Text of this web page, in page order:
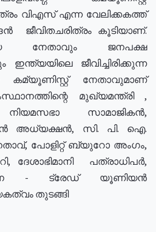
വിഎസ് എന്ന വേലിക്കകത്ത്
ജീവിതചരിത്രം കൂടിയാണ്.
നേതാവും ജനപക്ഷ
ജീവിച്ചിരിക്കുന്ന
കമ്യൂണിസ്റ്റ് നേതാവുമാണ്
മുഖ്യമന്ത്രി ,
നിയമസഭാ സാമാജികൻ,
അധ്യക്ഷൻ, സി. പി. ഐ.
പോളിറ്റ് ബ്യുറോ അംഗം,
ദേശാഭിമാനി പത്രാധിപർ,
- ട്രേഡ് യൂണിയൻ
തുടങ്ങി